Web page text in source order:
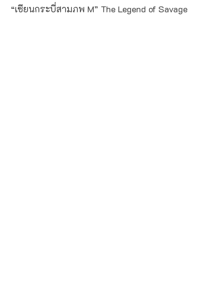
“เซียนกระบี่สามภพ M” The Legend of Savage